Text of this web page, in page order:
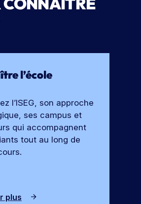
l’école
l’ISEG, son approche
ses campus et
qui accompagnent
tout au long de
plus